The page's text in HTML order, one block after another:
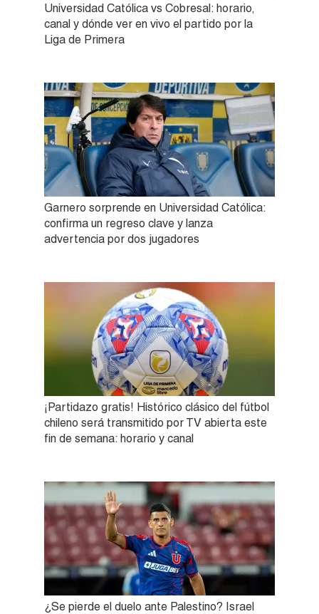
Universidad Católica vs Cobresal: horario,
canal y dónde ver en vivo el partido por la
Liga de Primera
Garnero sorprende en Universidad Católica:
confirma un regreso clave y lanza
advertencia por dos jugadores
¡Partidazo gratis! Histórico clásico del fútbol
chileno será transmitido por TV abierta este
fin de semana: horario y canal
¿Se pierde el duelo ante Palestino? Israel